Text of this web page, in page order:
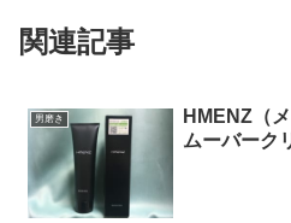
関連記事
男磨き
HMENZ（
ムーバーク